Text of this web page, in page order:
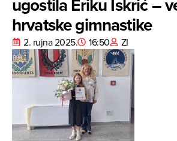
ugostila Eriku Iskrić –
hrvatske gimnastike
2. rujna 2025. 16:50 ZI